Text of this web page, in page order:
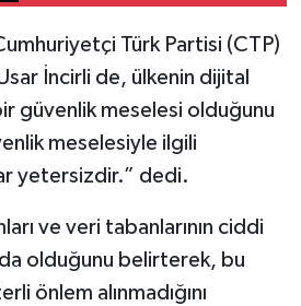
Türk Partisi (CTP)
İncirli de, ülkenin dijital
güvenlik meselesi olduğunu
meselesiyle ilgili
yetersizdir.” dedi.
ve veri tabanlarının ciddi
olduğunu belirterek, bu
önlem alınmadığını